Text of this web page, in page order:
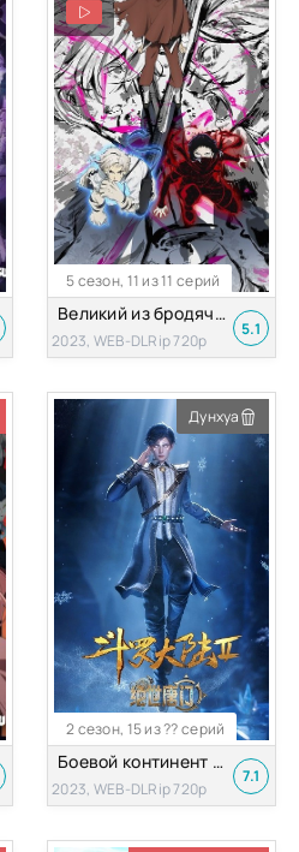
5 сезон, 11 из 11 серий
Великий из бродячих псов 5 Сезон
2023, WEB-DLRip 720p
5.1
Дунхуа
2 сезон, 15 из ?? серий
Боевой континент 2. Непревзойдённый Клан Тан
2023, WEB-DLRip 720p
7.1